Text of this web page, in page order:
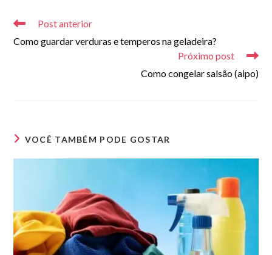
artigosPost anterior
Como guardar verduras e temperos na geladeira?
Próximo post
Como congelar salsão (aipo)
VOCÊ TAMBÉM PODE GOSTAR